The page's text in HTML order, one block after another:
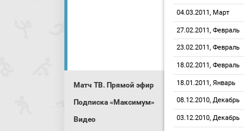
Матч ТВ. Прямой эфир
Подписка «Максимум»
Видео
04.03.2011, Март
27.02.2011, Февраль
23.02.2011, Февраль
18.02.2011, Февраль
18.01.2011, Январь
08.12.2010, Декабрь
03.12.2010, Декабрь